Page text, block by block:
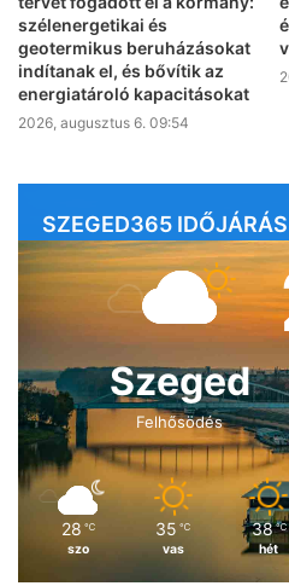
szélenergetikai és
geotermikus beruházásokat
indítanak el, és bővítik az
energiatároló kapacitásokat
2026, augusztus 6. 09:54
SZEGED365 IDŐJÁRÁS
Szeged
Felhősödés
28 ℃
szo
35 ℃
vas
38 ℃
hét